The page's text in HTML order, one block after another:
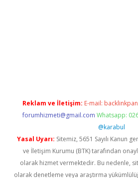
Reklam ve İletişim: E-mail:
forumhizmeti@gmail.com Whatsapp:
@karabul
Yasal Uyarı: Sitemiz, 5651 Sayılı Kanun
ve İletişim Kurumu (BTK) tarafından
olarak hizmet vermektedir. Bu nedenle,
olarak denetleme veya araştırma